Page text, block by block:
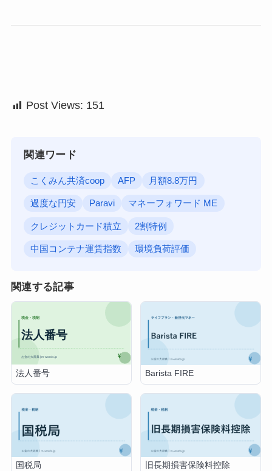
Post Views: 151
関連ワード
こくみん共済coop AFP 月額8.8万円
過度な円安 Paravi マネーフォワード ME
クレジットカード積立 2割特例
中国コンテナ運賃指数 環境負荷評価
関連する記事
法人番号 Barista FIRE
国税局 旧長期損害保険料控除